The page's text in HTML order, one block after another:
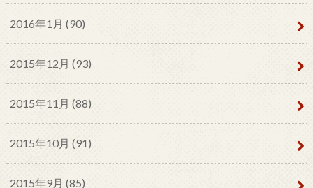
2016年1月 (90)
2015年12月 (93)
2015年11月 (88)
2015年10月 (91)
2015年9月 (85)